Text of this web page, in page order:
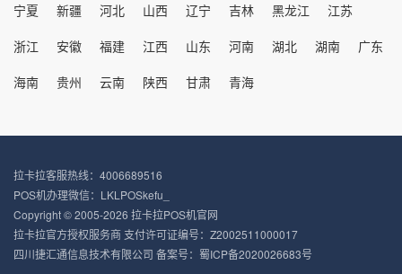
宁夏
新疆 河北 山西 辽宁 吉林 黑龙江
江苏
浙江
安徽 福建 江西 山东 河南 湖北 湖南
广东
海南
贵州 云南 陕西 甘肃 青海
拉卡拉客服热线：4006689516
POS机办理微信：LKLPOSkefu_
Copyright © 2005-2026 拉卡拉POS机官网
拉卡拉官方授权服务商 支付许可证编号：Z2002511000017
四川捷汇通信息技术有限公司 备案号： 蜀ICP备2020026683号